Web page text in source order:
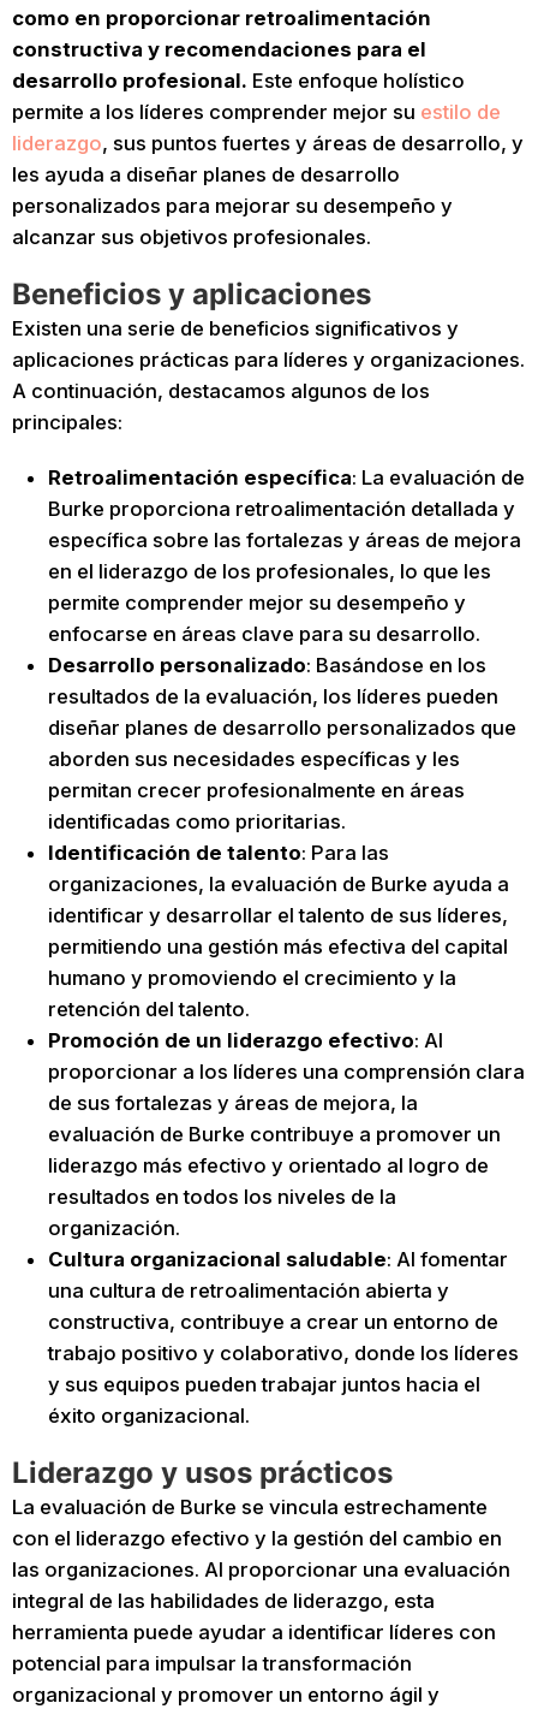
como en proporcionar retroalimentación
constructiva y recomendaciones para el
desarrollo profesional. Este enfoque holístico
permite a los líderes comprender mejor su estilo de
liderazgo, sus puntos fuertes y áreas de desarrollo, y
les ayuda a diseñar planes de desarrollo
personalizados para mejorar su desempeño y
alcanzar sus objetivos profesionales.
Beneficios y aplicaciones
Existen una serie de beneficios significativos y
aplicaciones prácticas para líderes y organizaciones.
A continuación, destacamos algunos de los
principales:
Retroalimentación específica: La evaluación de
Burke proporciona retroalimentación detallada y
específica sobre las fortalezas y áreas de mejora
en el liderazgo de los profesionales, lo que les
permite comprender mejor su desempeño y
enfocarse en áreas clave para su desarrollo.
Desarrollo personalizado: Basándose en los
resultados de la evaluación, los líderes pueden
diseñar planes de desarrollo personalizados que
aborden sus necesidades específicas y les
permitan crecer profesionalmente en áreas
identificadas como prioritarias.
Identificación de talento: Para las
organizaciones, la evaluación de Burke ayuda a
identificar y desarrollar el talento de sus líderes,
permitiendo una gestión más efectiva del capital
humano y promoviendo el crecimiento y la
retención del talento.
Promoción de un liderazgo efectivo: Al
proporcionar a los líderes una comprensión clara
de sus fortalezas y áreas de mejora, la
evaluación de Burke contribuye a promover un
liderazgo más efectivo y orientado al logro de
resultados en todos los niveles de la
organización.
Cultura organizacional saludable: Al fomentar
una cultura de retroalimentación abierta y
constructiva, contribuye a crear un entorno de
trabajo positivo y colaborativo, donde los líderes
y sus equipos pueden trabajar juntos hacia el
éxito organizacional.
Liderazgo y usos prácticos
La evaluación de Burke se vincula estrechamente
con el liderazgo efectivo y la gestión del cambio en
las organizaciones. Al proporcionar una evaluación
integral de las habilidades de liderazgo, esta
herramienta puede ayudar a identificar líderes con
potencial para impulsar la transformación
organizacional y promover un entorno ágil y